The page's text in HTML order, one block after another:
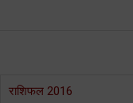
राशिफल 2016